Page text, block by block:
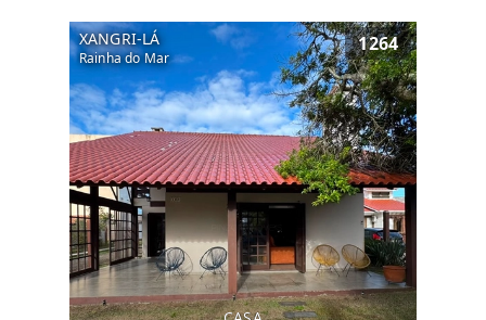
XANGRI-LÁ
Rainha do Mar
1264